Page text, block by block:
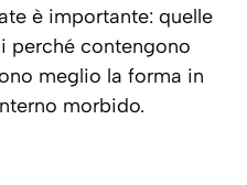
è importante: quelle
perché contengono
meglio la forma in
morbido.